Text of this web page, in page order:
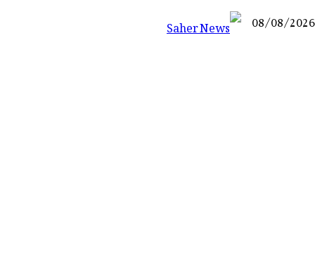
08/08/2026
نیوز پورٹل